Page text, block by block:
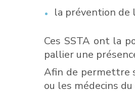
la prévention de
Ces SSTA ont la
pallier une
Afin de permettre
ou les médecins